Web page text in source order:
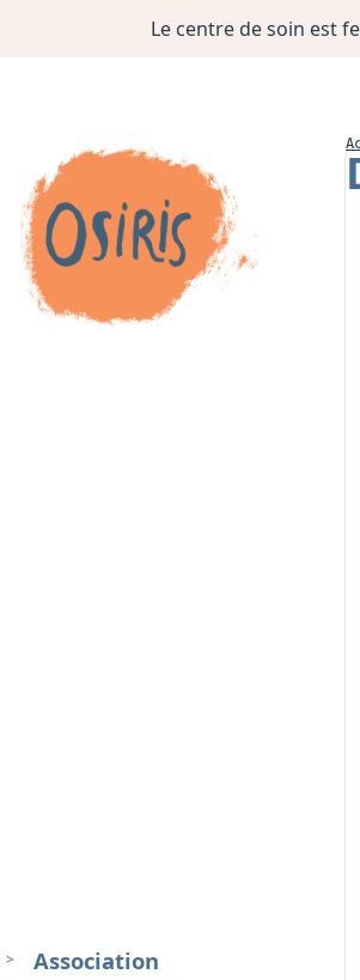
Le centre de soin est
Association